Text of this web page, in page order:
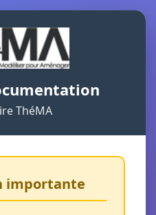
ThéMA
importante